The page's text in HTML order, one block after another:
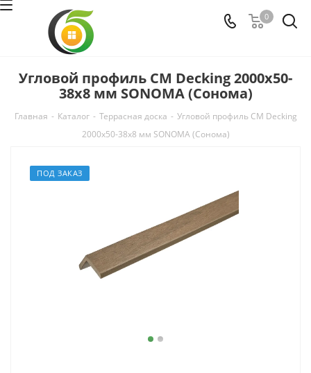
0
Угловой профиль CM Decking 2000х50-
38х8 мм SONOMA (Сонома)
Главная - Каталог - Террасная доска - Угловой профиль CM Decking
2000х50-38х8 мм SONOMA (Сонома)
ПОД ЗАКАЗ